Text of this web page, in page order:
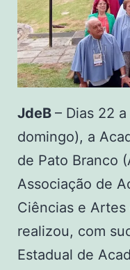
JdeB – Dias 22
domingo), a
de Pato Branco
Associação de
Ciências e Artes
realizou, com
Estadual de